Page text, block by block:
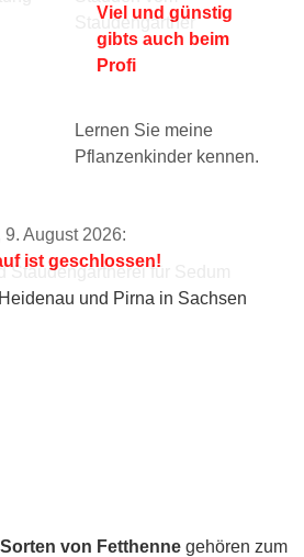
Viel und günstig
gibts auch beim
Profi
Lernen Sie meine
Pflanzenkinder kennen.
August 2026:
ist geschlossen!
von Fetthenne gehören zum